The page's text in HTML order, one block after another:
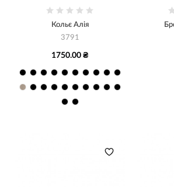
Кольє Алія
3791
1750.00 ₴